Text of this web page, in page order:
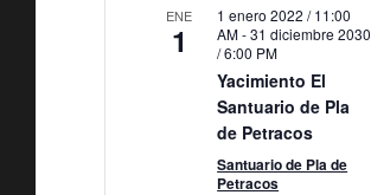
ENE
1
1 enero 2022 / 11:00
AM-31 diciembre 2030
/ 6:00 PM
Yacimiento El
Santuario de Pla
de Petracos
Santuario de Pla de
Petracos